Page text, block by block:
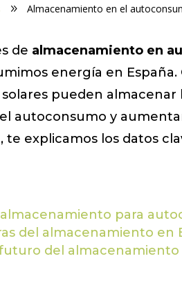
9 Almacenamiento en el
de almacenamiento en
energía en España.
pueden
autoconsumo y
te explicamos los datos
almacenamiento para
del almacenamiento en
del